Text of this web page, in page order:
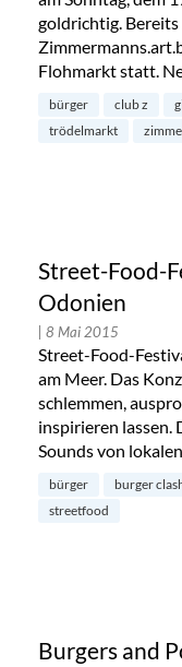
goldrichtig.
Flohmarkt statt.
bürger club z
trödelmarkt
Street-Food-
Odonien
| 8 Mai 2015
Street-Food-
am Meer. Das
schlemmen,
inspirieren lassen.
Sounds von
bürger burger
streetfood
Burgers and